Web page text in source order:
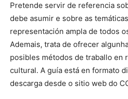
Pretende servir de referencia
debe asumir e sobre as
representación ampla de todos
Ademais, trata de ofrecer
posibles métodos de traballo en
cultural. A guía está en formato
descarga desde o sitio web do